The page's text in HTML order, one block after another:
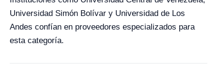
Universidad Simón Bolívar y Universidad de Los
Andes confían en proveedores especializados para
esta categoría.